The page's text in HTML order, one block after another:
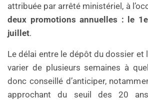
attribuée par arrêté ministériel, à
deux promotions annuelles : le
juillet.
Le délai entre le dépôt du dossier et
varier de plusieurs semaines à
donc conseillé d’anticiper,
approchant du seuil des 20